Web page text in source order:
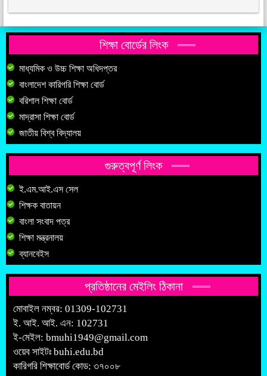
শিক্ষা বোর্ডের লিংক
মাধ্যমিক ও উচ্চ শিক্ষা অধিদপ্তর
বাংলাদেশ কারিগরি শিক্ষা বোর্ড
বরিশাল শিক্ষা বোর্ড
মাদ্রাসা শিক্ষা বোর্ড
জাতীয় বিশ্ব বিদ্যালয়
গুরুত্বপূর্ণ লিংক
ই.এম.আই.এস সেল
শিক্ষক বাতায়ন
বাংলা সংবাদ পত্র
শিক্ষা মন্ত্রনালয়
ব্যানবেইস
প্রতিষ্ঠানের মেইলিং ঠিকানা
মোবাইল নম্বর: 01309-102731
ই. আই. আই. এন: 102731
ই-মেইল: bmuhi1949@gmail.com
ওয়েব সাইটঃ buhi.edu.bd
কারিগরি শিক্ষাবোর্ড কোড: ৩৭০০৮